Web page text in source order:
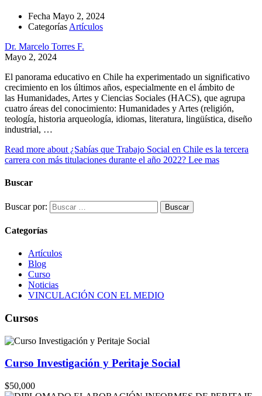
Fecha Mayo 2, 2024
Categorías Artículos
Dr. Marcelo Torres F.
Mayo 2, 2024
El panorama educativo en Chile ha experimentado un significativo
crecimiento en los últimos años, especialmente en el ámbito de
las Humanidades, Artes y Ciencias Sociales (HACS), que agrupa
cuatro áreas del conocimiento: Humanidades y Artes (religión,
teología, historia arqueología, idiomas, literatura, lingüística, diseño
industrial, …
Read more about ¿Sabías que Trabajo Social en Chile es la tercera
carrera con más titulaciones durante el año 2022? Lee mas
Buscar
Buscar por:
Categorías
Artículos
Blog
Curso
Noticias
VINCULACIÓN CON EL MEDIO
Cursos
Curso Investigación y Peritaje Social
$50,000